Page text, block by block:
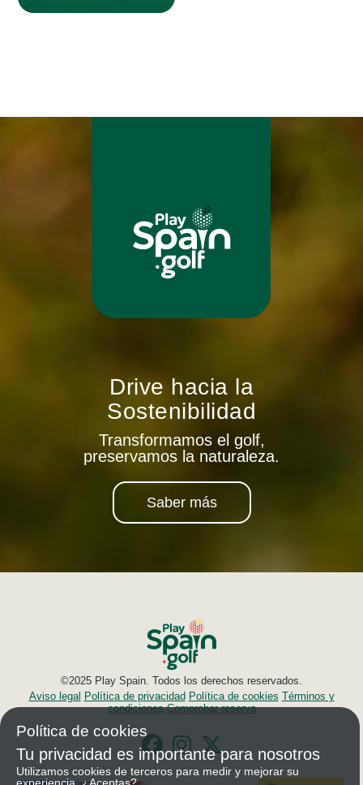
Drive hacia la
Sostenibilidad
Transformamos el golf,
preservamos la naturaleza.
Saber más
©2025 Play Spain. Todos los derechos reservados.
Aviso legal Política de privacidad Política de cookies Términos y
condiciones Comprobar reserva
Política de cookies
Tu privacidad es importante para nosotros
Utilizamos cookies de terceros para medir y mejorar su